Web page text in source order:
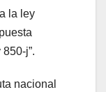
la ley
j”.
nacional